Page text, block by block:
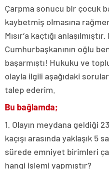
Çarpma sonucu bir çocuk
kaybetmiş olmasına
Mısır’a kaçtığı
Cumhurbaşkanının oğlu
başarmıştı! Hukuku ve
olayla ilgili aşağıdaki
talep ederim.
Bu bağlamda;
1. Olayın meydana geldiği
kaçışı arasında yaklaşık 5
sürede emniyet birimleri
hangi işlemi yapmıştır?